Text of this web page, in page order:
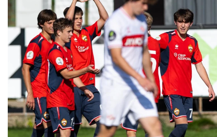
ЮФЛ: Московское дерби на «Октябре»